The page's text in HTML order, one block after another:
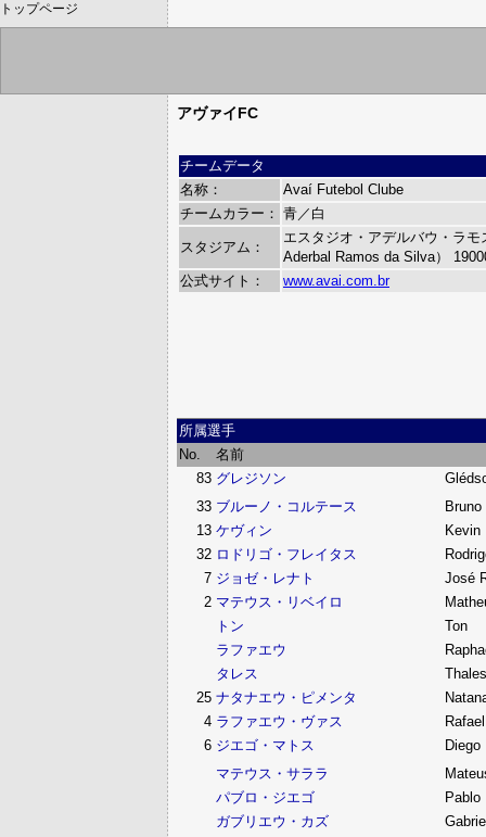
トップページ
アヴァイFC
チームデータ
名称：
Avaí Futebol Clube
チームカラー： 青／白
スタジアム：
エスタジオ・アデルバウ・ラ
Aderbal Ramos da Silva）
公式サイト：
www.avai.com.br
所属選手
No.
名前
83 グレジソン
33 ブルーノ・コルテース
13 ケヴィン
Kevin
32 ロドリゴ・フレイタス
7 ジョゼ・レナト
José
2 マテウス・リベイロ
トン
Ton
ラファエウ
タレス
Thales
25 ナタナエウ・ピメンタ
4 ラファエウ・ヴァス
6 ジエゴ・マトス
Diego
マテウス・サララ
パブロ・ジエゴ
Pablo
ガブリエウ・カズ